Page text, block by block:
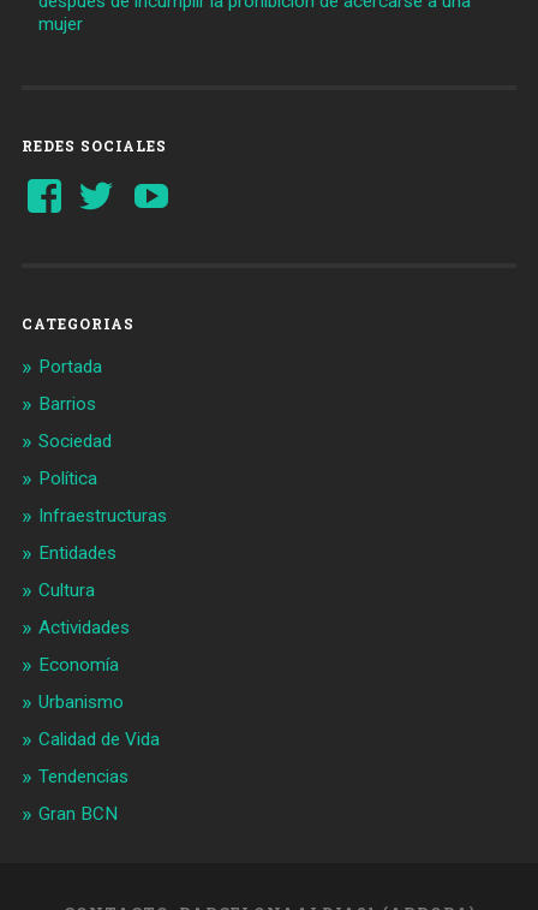
mujer
REDES SOCIALES
Ver
perfil
Ver
perfil
CATEGORIAS
Portada
Barrios
Sociedad
Política
Infraestructuras
Entidades
Cultura
Actividades
Economía
Urbanismo
Calidad de Vida
Tendencias
Gran BCN